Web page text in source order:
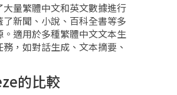
大量繁體中文和英文數據進行
了新聞、小說、百科全書等多
。適用於多種繁體中文文本生
，如對話生成、文本摘要、
的比較